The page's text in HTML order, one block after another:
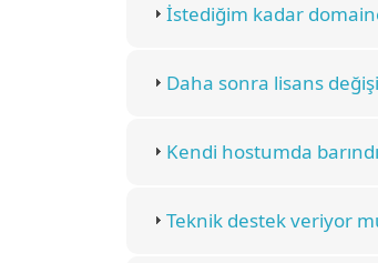
İstediğim kadar
Daha sonra lisans
Kendi hostumda
Teknik destek veriyor